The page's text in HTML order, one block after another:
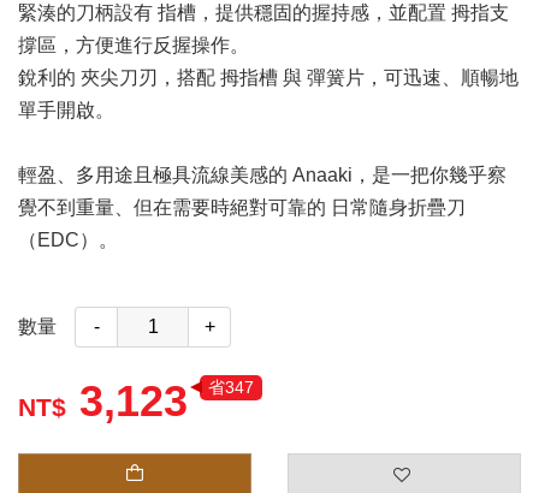
緊湊的刀柄設有 指槽，提供穩固的握持感，並配置 拇指支
撐區，方便進行反握操作。
銳利的 夾尖刀刃，搭配 拇指槽 與 彈簧片，可迅速、順暢地
單手開啟。
輕盈、多用途且極具流線美感的 Anaaki，是一把你幾乎察
覺不到重量、但在需要時絕對可靠的 日常隨身折疊刀
（EDC）。
數量 - +
3,123 省347